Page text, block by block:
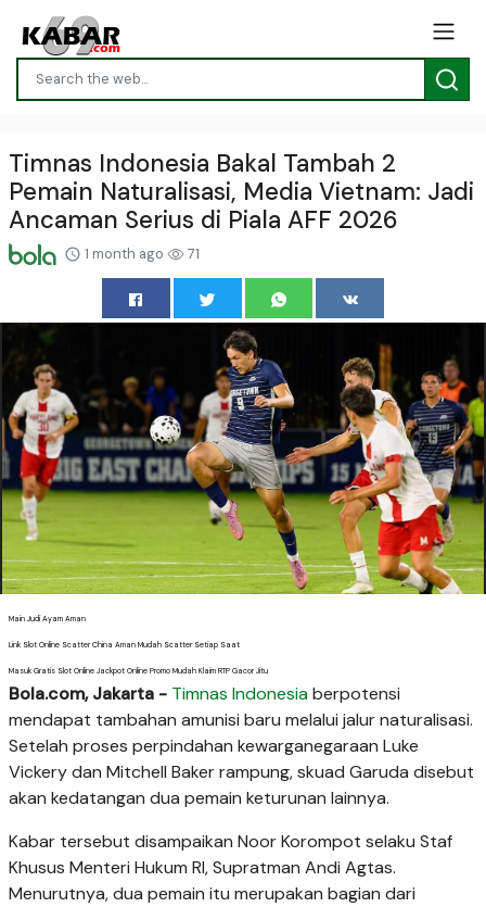
Timnas Indonesia Bakal Tambah 2
Pemain Naturalisasi, Media Vietnam: Jadi
Ancaman Serius di Piala AFF 2026
1 month ago 71
Main Judi Ayam Aman
Link Slot Online Scatter China Aman Mudah Scatter Setiap Saat
Masuk Gratis Slot Online Jackpot Online Promo Mudah Klaim RTP Gacor Jitu
Bola.com, Jakarta - Timnas Indonesiaberpotensi
mendapat tambahan amunisi baru melalui jalur naturalisasi.
Setelah proses perpindahan kewarganegaraan Luke
Vickery dan Mitchell Baker rampung, skuad Garuda disebut
akan kedatangan dua pemain keturunan lainnya.
Kabar tersebut disampaikan Noor Korompot selaku Staf
Khusus Menteri Hukum RI, Supratman Andi Agtas.
Menurutnya, dua pemain itu merupakan bagian dari